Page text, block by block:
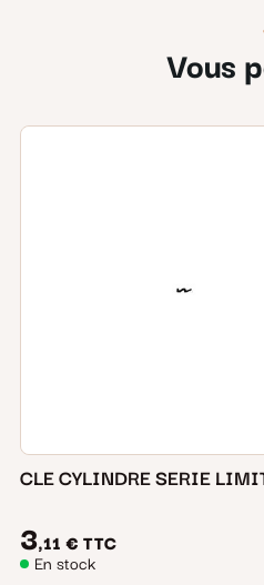
Vous
CLE CYLINDRE SERIE
3,11 € TTC
En stock